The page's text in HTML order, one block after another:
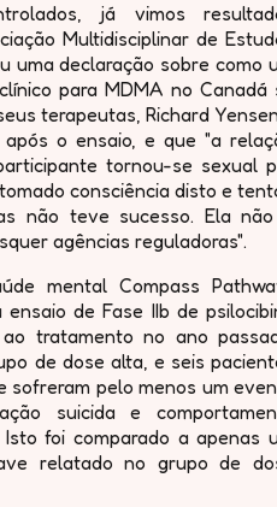
já vimos
Multidisciplinar de
uma declaração sobre como
para MDMA no Canadá
terapeutas, Richard
o ensaio, e que "a
tornou-se sexual
consciência disto e
não teve sucesso. Ela
agências reguladoras".
mental Compass
de Fase IIb de
tratamento no ano
de dose alta, e seis
sofreram pelo menos um
suicida e
foi comparado a apenas
relatado no grupo de